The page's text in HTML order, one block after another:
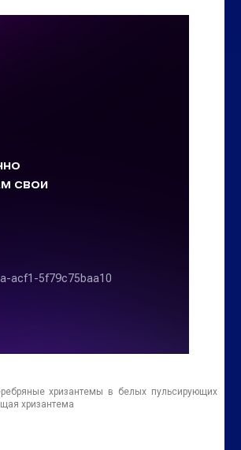
хризантемы в белых пульсирующих
хризантема